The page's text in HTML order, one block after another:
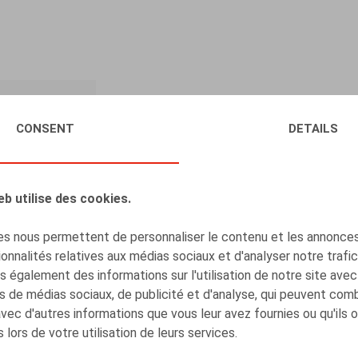
CONSENT DETAILS
utilise des cookies.
nous permettent de personnaliser le contenu et les
relatives aux médias sociaux et d'analyser notre
également des informations sur l'utilisation de notre site
de médias sociaux, de publicité et d'analyse, qui peuvent
d'autres informations que vous leur avez fournies ou qu'ils
de votre utilisation de leurs services.
Build
Claeys
DISCOVER WHAT WE